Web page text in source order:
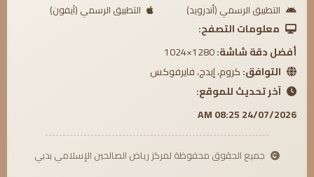
التطبيق الرسمي (أندرويد)
التطبيق الرسمي (آيفون)
معلومات التصفح:
أفضل دقة شاشة:
التوافق:كروم، إيدج، فايرفوكس
آخر تحديث للموقع:
24/07/2026 08:25 AM
جميع الحقوق محفوظة لمركز رياض الصالحين الإسلامي بدبي